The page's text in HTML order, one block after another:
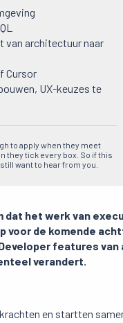
van architectuur naar
Cursor
UX-keuzes te
to apply when they meet
they tick every box. So if this
want to hear from you.
het werk van
voor de komende
features
verandert.
en startten